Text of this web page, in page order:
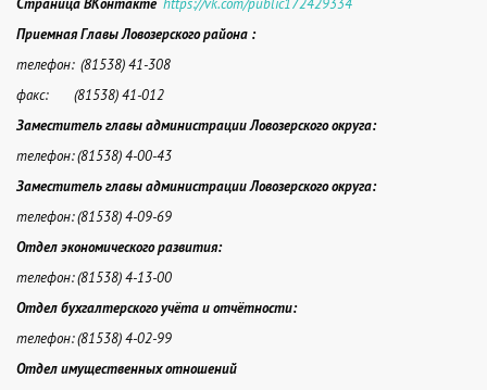
Страница ВКонтакте https://vk.com/public172429334
Приемная Главы Ловозерского района :
телефон: (81538) 41-308
факс: (81538) 41-012
Заместитель главы администрации Ловозерскогоокруга:
телефон: (81538) 4-00-43
Заместитель главы администрации Ловозерскогоокруга:
телефон: (81538) 4-09-69
Отдел экономического развития:
телефон: (81538) 4-13-00
Отдел бухгалтерского учёта и отчётности:
телефон: (81538) 4-02-99
Отдел имущественных отношений